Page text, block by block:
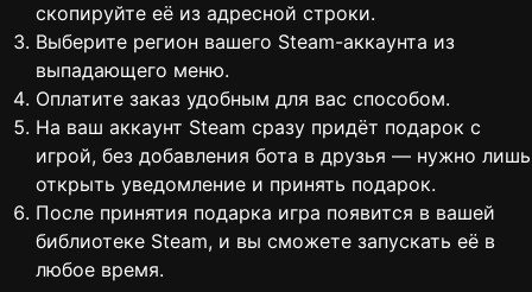
скопируйте её из адресной строки.
Выберите регион вашего Steam-аккаунта из
выпадающего меню.
Оплатите заказ удобным для вас способом.
На ваш аккаунт Steam сразу придёт подарок с
игрой, без добавления бота в друзья — нужно лишь
открыть уведомление и принять подарок.
После принятия подарка игра появится в вашей
библиотеке Steam, и вы сможете запускать её в
любое время.